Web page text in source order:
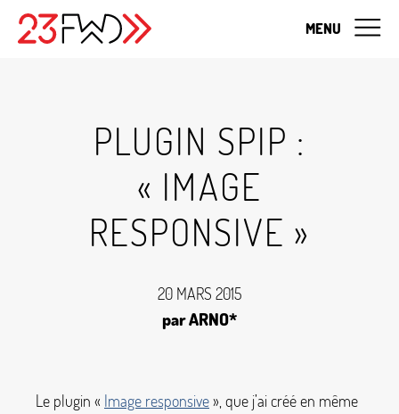
MENU
PLUGIN SPIP :
« IMAGE
RESPONSIVE »
20 MARS 2015
par ARNO*
Le plugin « Image responsive», que j’ai créé en même